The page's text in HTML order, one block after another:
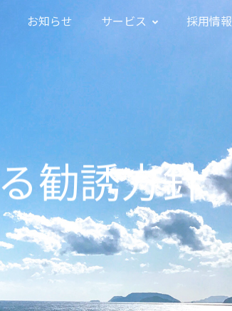
お知らせ サービス 採用情報
勧誘方針